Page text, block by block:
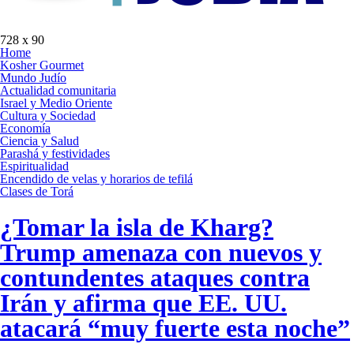
728 x 90
Home
Kosher Gourmet
Mundo Judío
Actualidad comunitaria
Israel y Medio Oriente
Cultura y Sociedad
Economía
Ciencia y Salud
Parashá y festividades
Espiritualidad
Encendido de velas y horarios de tefilá
Clases de Torá
¿Tomar la isla de Kharg?
Trump amenaza con nuevos y
contundentes ataques contra
Irán y afirma que EE. UU.
atacará “muy fuerte esta noche”